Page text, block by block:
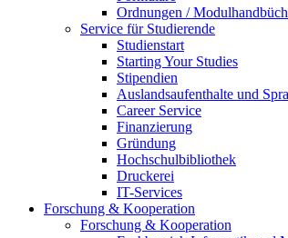
Ordnungen /
Service für Studierende
Studienstart
Starting Your Studies
Stipendien
Auslandsaufenthalte und
Career Service
Finanzierung
Gründung
Hochschulbibliothek
Druckerei
IT-Services
Forschung & Kooperation
Forschung & Kooperation